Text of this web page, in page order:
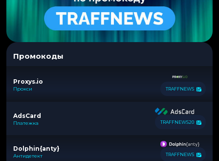
Промокоды
Proxys.io
Прокси TRAFFNEWS
AdsCard
Платежка TRAFFNEWS20
Dolphin{anty}
Антидетект TRAFFNEWS